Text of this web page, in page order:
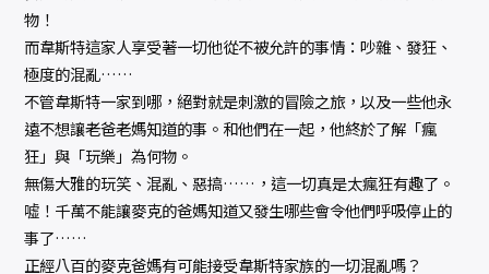
物！
而韋斯特這家人享受著一切他從不被允許的事情：吵雜、發狂、
極度的混亂……
不管韋斯特一家到哪，絕對就是刺激的冒險之旅，以及一些他永
遠不想讓老爸老媽知道的事。和他們在一起，他終於了解「瘋
狂」與「玩樂」為何物。
無傷大雅的玩笑、混亂、惡搞……，這一切真是太瘋狂有趣了。
嘘！千萬不能讓麥克的爸媽知道又發生哪些會令他們呼吸停止的
事了……
正經八百的麥克爸媽有可能接受韋斯特家族的一切混亂嗎？